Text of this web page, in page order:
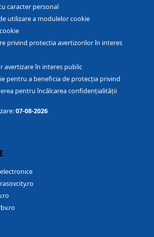
caracter personal
utilizare a modulelor cookie
privind protectia avertizorilor în interes
avertizare în interes public
pentru a beneficia de protecția privind
pentru încălcarea confidențialității
07-08-2026